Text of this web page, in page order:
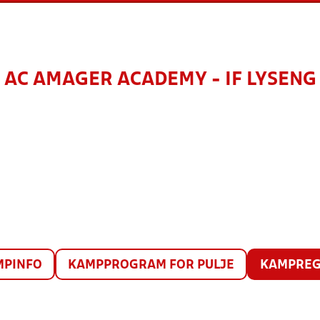
AC AMAGER ACADEMY - IF LYSENG
KAMPPROGRAM FOR PULJE